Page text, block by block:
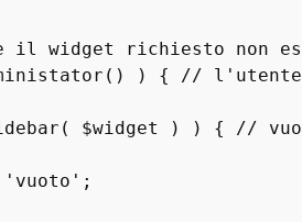
il widget richiesto non
() ) { // l'utente
( $widget ) ) { //
'vuoto' ;